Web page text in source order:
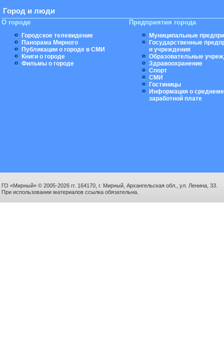
Город и люди
О городе
Городское телевидение
Панорама Мирного
Публикации о городе в СМИ
Книги о городе
Фильмы о городе
Предприятия города
Муниципальные
Государственные
и учреждения
Образовательные
Здравоохранение
Спорт
СМИ
Гостиницы
Информация о
заработной плате
ГО «Мирный» © 2005-2026 гг. 164170, г. Мирный, Архангельская обл., ул. Ленина, 33.
При использовании материалов ссылка обязательна.